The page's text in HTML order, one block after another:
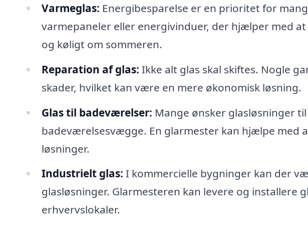
Varmeglas: Energibesparelse er en prioritet for
varmepaneler eller energivinduer, der hjælper med
og køligt om sommeren.
Reparation af glas: Ikke alt glas skal skiftes. Nogle
skader, hvilket kan være en mere økonomisk løsning.
Glas til badeværelser: Mange ønsker glasløsninger
badeværelsesvægge. En glarmester kan hjælpe med
løsninger.
Industrielt glas: I kommercielle bygninger kan der
glasløsninger. Glarmesteren kan levere og installere
erhvervslokaler.